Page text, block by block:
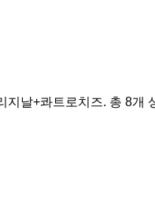
날+콰트로치즈. 총 8개